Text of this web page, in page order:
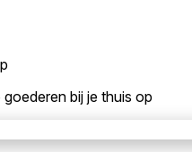
bij je thuis op